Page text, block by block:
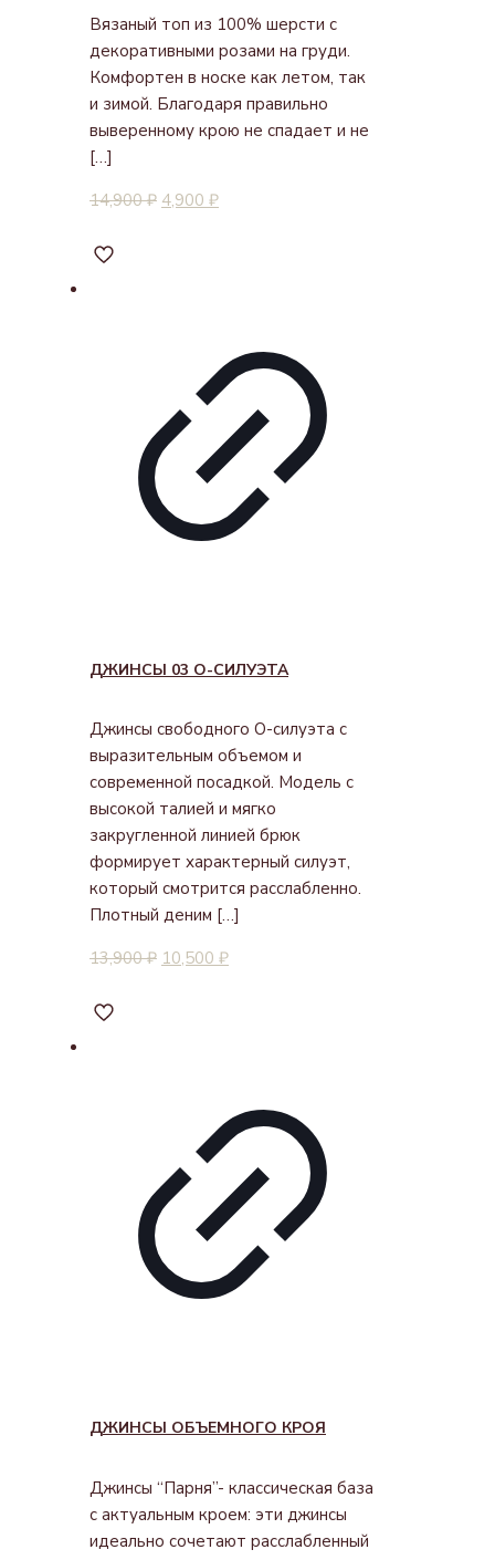
Вязаный топ из 100% шерсти с
декоративными розами на груди.
Комфортен в носке как летом, так
и зимой. Благодаря правильно
выверенному крою не спадает и не
[…]
14,900₽ 4,900 ₽
ДЖИНСЫ 03 О-СИЛУЭТА
Джинсы свободного O-силуэта с
выразительным объемом и
современной посадкой. Модель с
высокой талией и мягко
закругленной линией брюк
формирует характерный силуэт,
который смотрится расслабленно.
Плотный деним […]
13,900₽ 10,500 ₽
ДЖИНСЫ ОБЪЕМНОГО КРОЯ
Джинсы “Парня”- классическая база
с актуальным кроем: эти джинсы
идеально сочетают расслабленный